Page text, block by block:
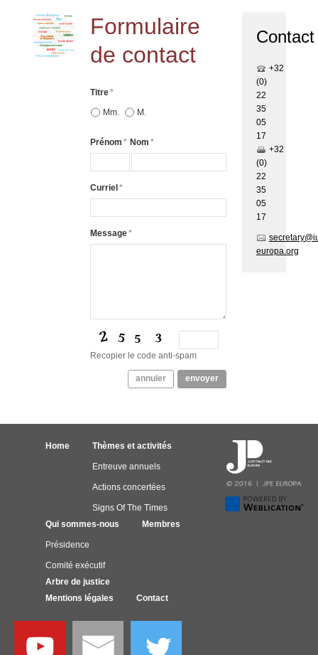
Formulaire
de contact
Titre*
Mm.
M.
Prénom * Nom *
Curriel*
Message*
Recopier le code anti-spam
annuler envoyer
Contact
+32
(0)
22
35
05
17
+32
(0)
22
35
05
17
europa.org
Home Thèmes et activités
Entreuve annuels
Actions concertées
Signs Of The Times
Qui sommes-nous
Présidence
Comité exécutif
Membres
Arbre de justice
Mentions légales
Contact